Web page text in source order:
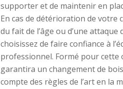
supporter et de maintenir en
En cas de détérioration de votre
du fait de l’âge ou d’une attaque
choisissez de faire confiance à
professionnel. Formé pour
garantira un changement de
compte des règles de l’art en la